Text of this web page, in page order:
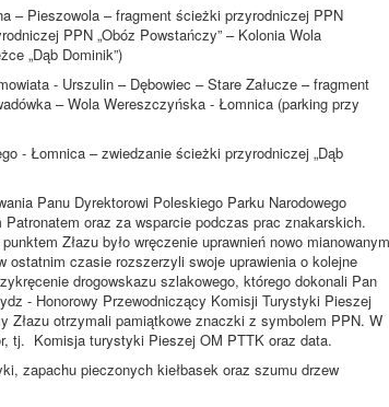
– Pieszowola – fragment ścieżki przyrodniczej PPN
PPN „Obóz Powstańczy” – Kolonia Wola
„Dąb Dominik”)
- Urszulin – Dębowiec – Stare Załucze – fragment
– Wola Wereszczyńska - Łomnica (parking przy
- Łomnica – zwiedzanie ścieżki przyrodniczej „Dąb
Panu Dyrektorowi Poleskiego Parku Narodowego
oraz za wsparcie podczas prac znakarskich.
Złazu było wręczenie uprawnień nowo mianowanym
czasie rozszerzyli swoje uprawienia o kolejne
drogowskazu szlakowego, którego dokonali Pan
- Honorowy Przewodniczący Komisji Turystyki Pieszej
Złazu otrzymali pamiątkowe znaczki z symbolem PPN. W
tj. Komisja turystyki Pieszej OM PTTK oraz data.
zapachu pieczonych kiełbasek oraz szumu drzew